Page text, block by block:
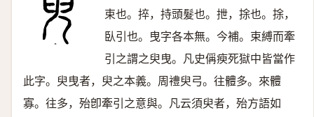
束也。捽，持頭髮也。抴，捈也。捈，
臥引也。曳字各本無。今補。束縛而牽
引之謂之臾曳。凡史偁瘐死獄中皆當作
此字。臾曳者，臾之本義。周禮臾弓。往體多。來體
寡。往多，殆卽牽引之意與。凡云須臾者，殆方語如